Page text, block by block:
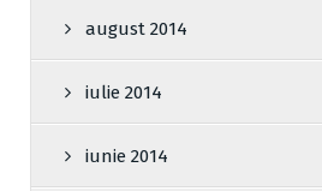
august 2014
iulie 2014
iunie 2014